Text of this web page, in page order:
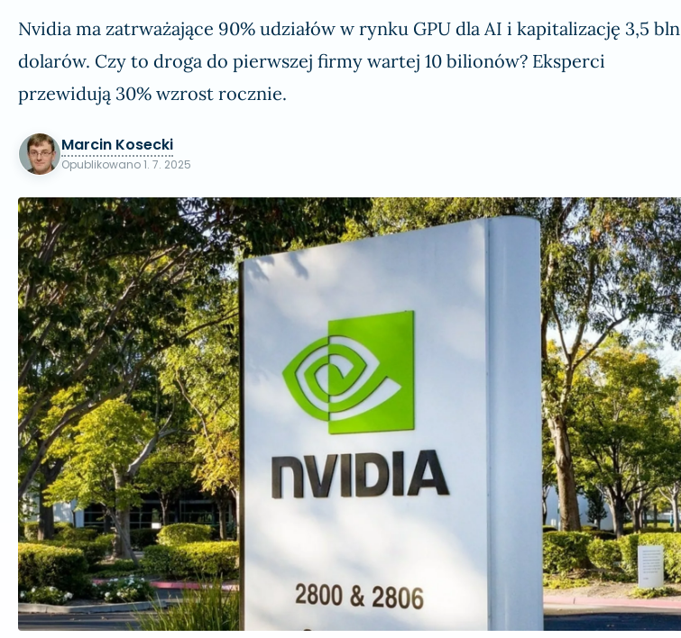
Nvidia ma zatrważające 90% udziałów w rynku GPU dla AI i kapitalizację 3,5 bln
dolarów. Czy to droga do pierwszej firmy wartej 10 bilionów? Eksperci
przewidują 30% wzrost rocznie.
Marcin Kosecki
Opublikowano1. 7. 2025